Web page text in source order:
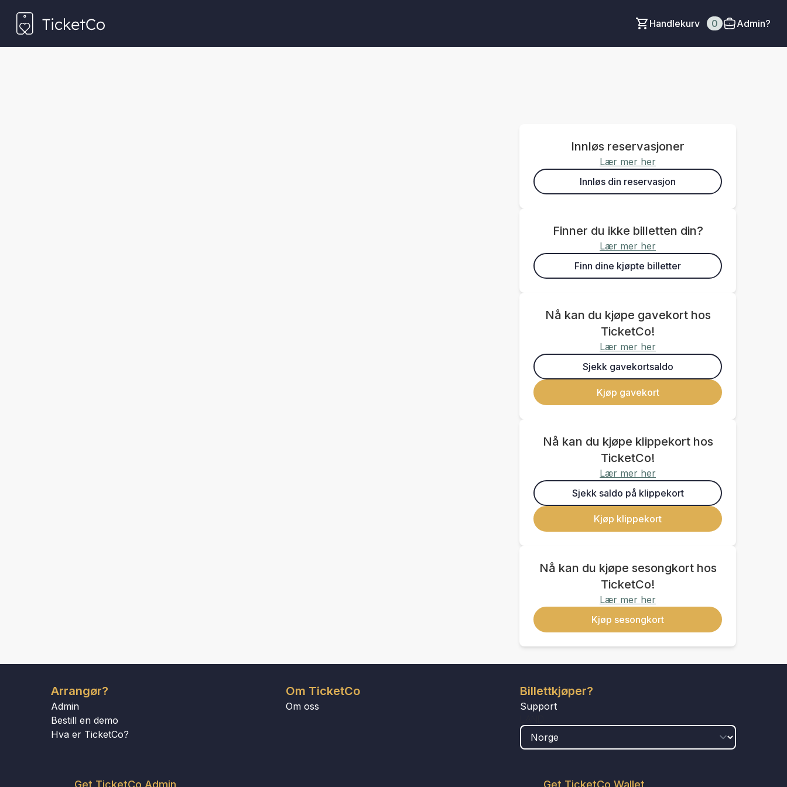
Handlekurv 0 Admin?
Innløs reservasjoner
Lær mer her
Innløs din reservasjon
Finner du ikke billetten din?
Lær mer her
Finn dine kjøpte billetter
Nå kan du kjøpe gavekort hos
TicketCo!
Lær mer her
Sjekk gavekortsaldo
Kjøp gavekort
Nå kan du kjøpe klippekort hos
TicketCo!
Lær mer her
Sjekk saldo på klippekort
Kjøp klippekort
Nå kan du kjøpe sesongkort hos
TicketCo!
Lær mer her
Kjøp sesongkort
Arrangør?
Admin
Bestill en demo
Hva er TicketCo?
Get TicketCo Admin
Om TicketCo
Om oss
Billettkjøper?
Support
Get TicketCo Wallet